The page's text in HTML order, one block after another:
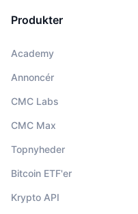
Produkter
Academy
Annoncér
CMC Labs
CMC Max
Topnyheder
Bitcoin ETF'er
Krypto API